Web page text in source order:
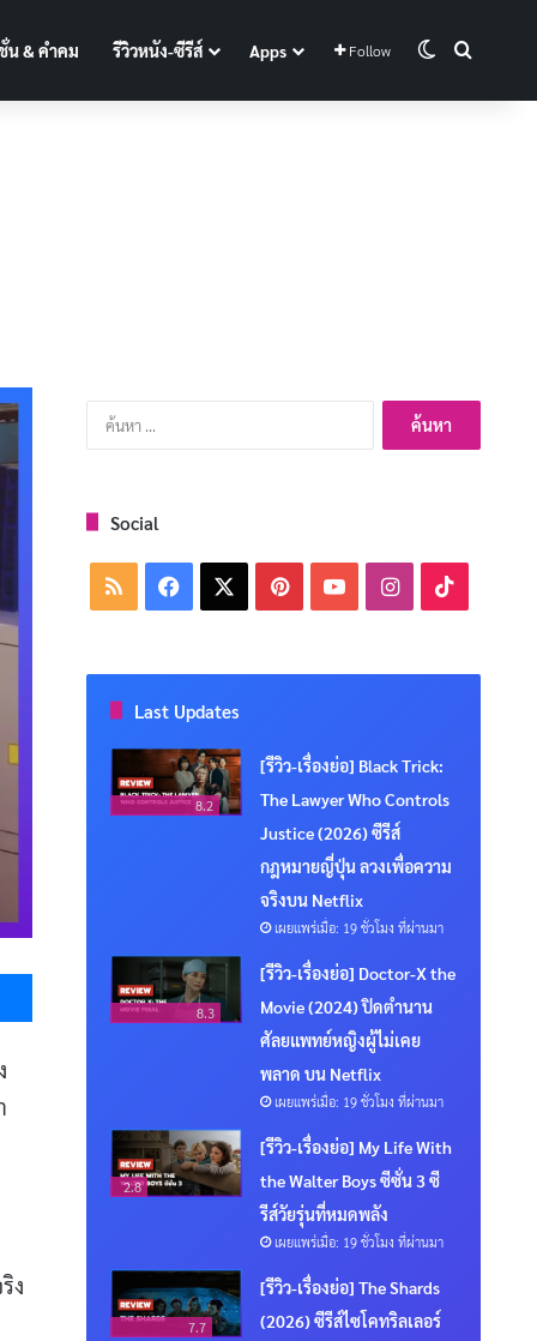
น & คำคม รีวิวหนัง-ซีรีส์ Apps Follow Switch skin
Messenger
ง
ค้นหา
สำหรับ:
Social
RSS Facebook PinterestYouTubeInstagram
Last Updates
8.2
[รีวิว-เรื่องย่อ] Black Trick:
The Lawyer Who Controls
Justice (2026) ซีรีส์
กฎหมายญี่ปุ่น ลวงเพื่อความ
จริงบน Netflix
เผยแพร่เมื่อ: 19 ชั่วโมง ที่ผ่านมา
8.3
[รีวิว-เรื่องย่อ] Doctor-X the
Movie (2024) ปิดตำนาน
ศัลยแพทย์หญิงผู้ไม่เคย
พลาด บน Netflix
เผยแพร่เมื่อ: 19 ชั่วโมง ที่ผ่านมา
2.8
[รีวิว-เรื่องย่อ] My Life With
the Walter Boys ซีซั่น 3 ซี
รีส์วัยรุ่นที่หมดพลัง
เผยแพร่เมื่อ: 19 ชั่วโมง ที่ผ่านมา
7.7
[รีวิว-เรื่องย่อ] The Shards
(2026) ซีรีส์ไซโคทริลเลอร์